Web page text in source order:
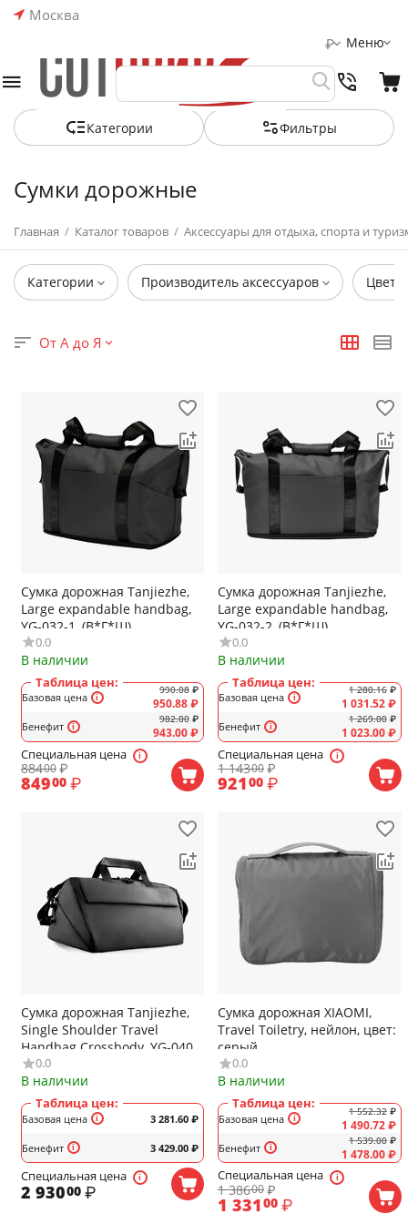
Москва
Меню
₽
Категории Фильтры
Сумки дорожные
Главная / Каталог товаров / Аксессуары для отдыха, спорта и
Категории Производитель аксессуаров Цвет
От А до Я
Сумка дорожная Tanjiezhe,
Large expandable handbag,
YG-032-1, (В*Г*Ш)
380*230*400 мм, полиэстер,
расширение дна сумки,
цвет: чёрный
0.0
В наличии
Таблица цен:
Базовая цена
Бенефит
990.08 ₽
950.88₽
982.00 ₽
943.00₽
Специальная цена
88400 ₽
84900 ₽
Сумка дорожная Tanjiezhe,
Large expandable handbag,
YG-032-2, (В*Г*Ш)
380*230*400 мм, полиэстер,
расширение дна сумки,
цвет: серый
0.0
В наличии
Таблица цен:
Базовая цена
Бенефит
1 280.16 ₽
1 031.52₽
1 269.00 ₽
1 023.00₽
Специальная цена
1 14300₽
92100 ₽
Сумка дорожная Tanjiezhe,
Single Shoulder Travel
Handbag Crossbody, YG-040,
(В*Г*Ш) 240*240*390 мм,
полиэстер, цвет: серый
0.0
В наличии
Таблица цен:
Базовая цена
Бенефит
3 281.60 ₽
3 429.00 ₽
Специальная цена
2 93000 ₽
Сумка дорожная XIAOMI,
Travel Toiletry, нейлон, цвет:
серый
0.0
В наличии
Таблица цен:
Базовая цена
Бенефит
1 552.32 ₽
1 490.72₽
1 539.00 ₽
1 478.00₽
Специальная цена
1 38600₽
1 33100 ₽